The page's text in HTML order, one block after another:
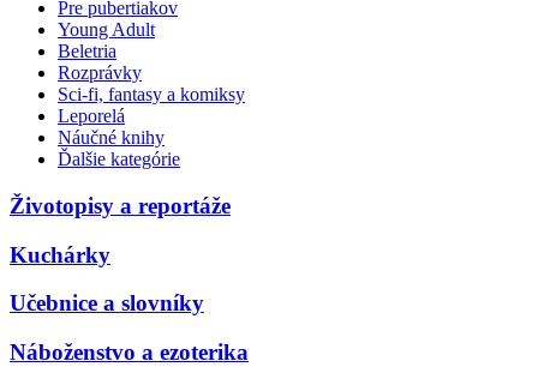
Pre pubertiakov
Young Adult
Beletria
Rozprávky
Sci-fi, fantasy a komiksy
Leporelá
Náučné knihy
Ďalšie kategórie
Životopisy a reportáže
Kuchárky
Učebnice a slovníky
Náboženstvo a ezoterika